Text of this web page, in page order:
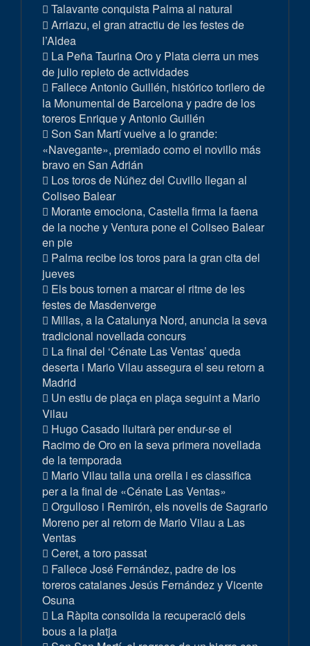
Talavante conquista Palma al natural
Arriazu, el gran atractiu de les festes de
l’Aldea
La Peña Taurina Oro y Plata cierra un mes
de julio repleto de actividades
Fallece Antonio Guillén, histórico torilero de
la Monumental de Barcelona y padre de los
toreros Enrique y Antonio Guillén
Son San Martí vuelve a lo grande:
«Navegante», premiado como el novillo más
bravo en San Adrián
Los toros de Núñez del Cuvillo llegan al
Coliseo Balear
Morante emociona, Castella firma la faena
de la noche y Ventura pone el Coliseo Balear
en pie
Palma recibe los toros para la gran cita del
jueves
Els bous tornen a marcar el ritme de les
festes de Masdenverge
Millas, a la Catalunya Nord, anuncia la seva
tradicional novellada concurs
La final del ‘Cénate Las Ventas’ queda
deserta i Mario Vilau assegura el seu retorn a
Madrid
Un estiu de plaça en plaça seguint a Mario
Vilau
Hugo Casado lluitarà per endur-se el
Racimo de Oro en la seva primera novellada
de la temporada
Mario Vilau talla una orella i es classifica
per a la final de «Cénate Las Ventas»
Orgulloso i Remirón, els novells de Sagrario
Moreno per al retorn de Mario Vilau a Las
Ventas
Ceret, a toro passat
Fallece José Fernández, padre de los
toreros catalanes Jesús Fernández y Vicente
Osuna
La Ràpita consolida la recuperació dels
bous a la platja